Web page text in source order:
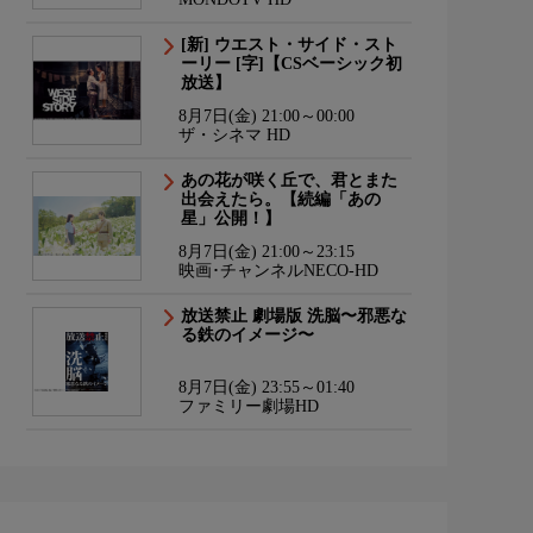
[新] ウエスト・サイド・スト
ーリー [字]【CSベーシック初
放送】
8月7日(金) 21:00～00:00
ザ・シネマ HD
あの花が咲く丘で、君とまた
出会えたら。【続編「あの
星」公開！】
8月7日(金) 21:00～23:15
映画･チャンネルNECO-HD
放送禁止 劇場版 洗脳〜邪悪な
る鉄のイメージ〜
8月7日(金) 23:55～01:40
ファミリー劇場HD